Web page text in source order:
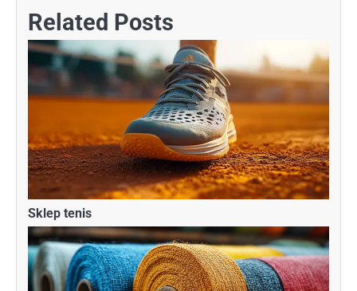
Related Posts
Sklep tenis